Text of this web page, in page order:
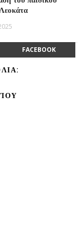
FACEBOOK